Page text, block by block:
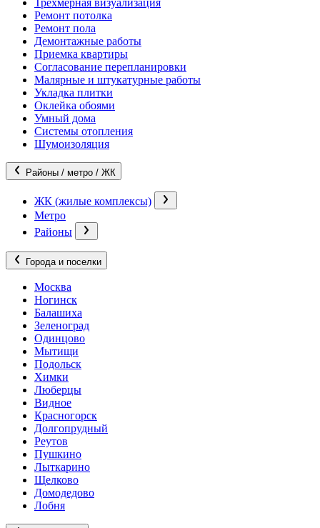
Трехмерная визуализация
Ремонт потолка
Ремонт пола
Демонтажные работы
Приемка квартиры
Согласование перепланировки
Малярные и штукатурные работы
Укладка плитки
Оклейка обоями
Умный дома
Системы отопления
Шумоизоляция
Районы / метро / ЖК
ЖК (жилые комплексы)
Метро
Районы
Города и поселки
Москва
Ногинск
Балашиха
Зеленоград
Одинцово
Мытищи
Подольск
Химки
Люберцы
Видное
Красногорск
Долгопрудный
Реутов
Пушкино
Лыткарино
Щелково
Домодедово
Лобня